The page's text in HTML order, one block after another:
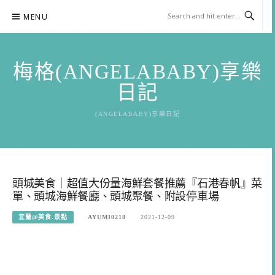
content
MENU
梅格(ANGELABABY)享樂
日記
(ANGELABABY)享樂日記
頭城美食｜超值大份量海鮮套餐推薦『石港春帆』菜
單、頭城海鮮餐廳、頭城聚餐、附設停車場
宜蘭@美食.景點 AYUMI0218 2021-12-09